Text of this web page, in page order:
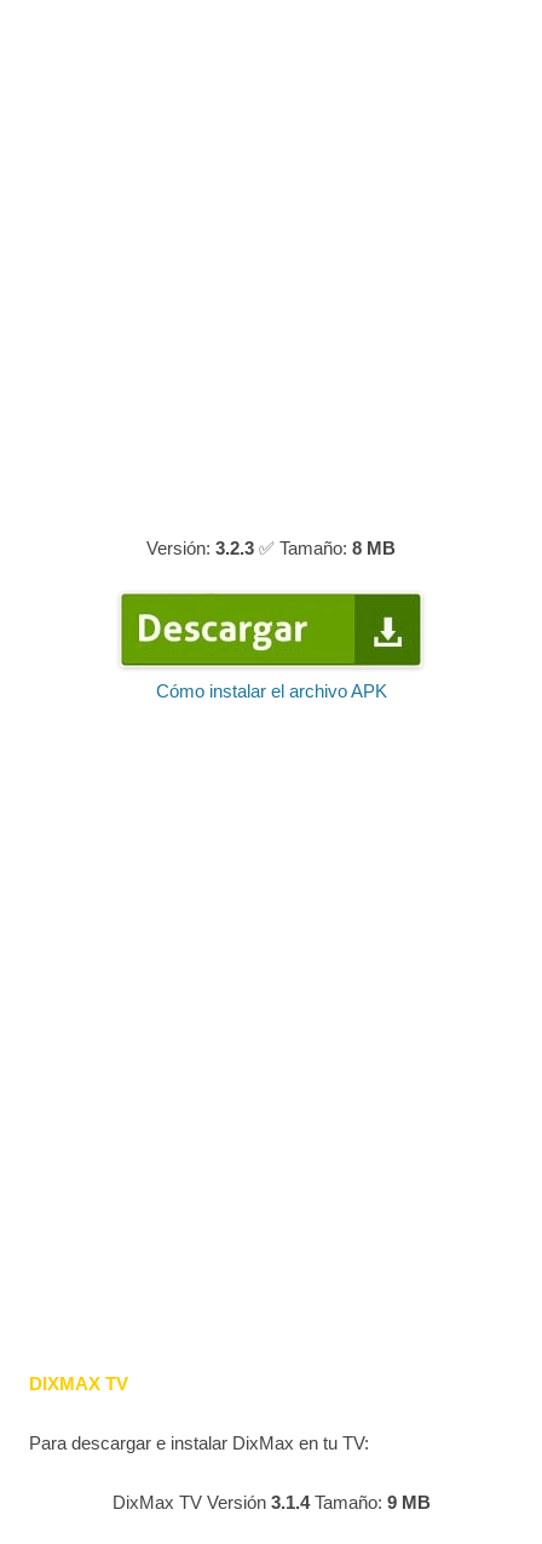
Versión: 3.2.3 ✅ Tamaño: 8 MB
Cómo instalar el archivo APK
DIXMAX TV
Para descargar e instalar DixMax en tu TV:
DixMax TV Versión 3.1.4Tamaño: 9 MB